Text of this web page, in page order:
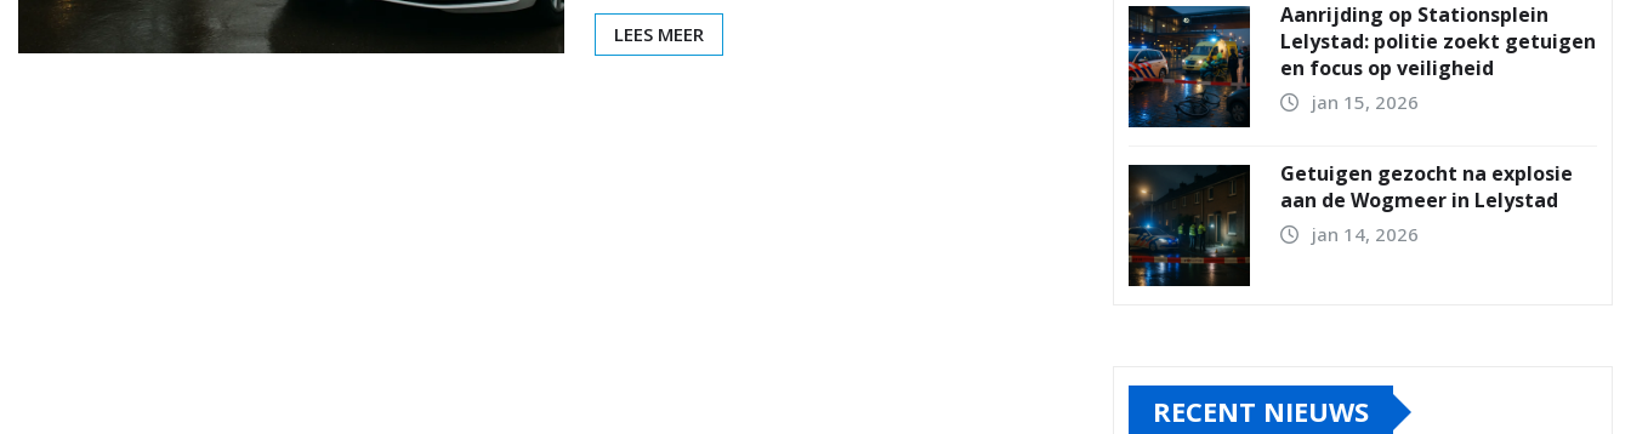
LEES MEER
Aanrijding op Stationsplein
Lelystad: politie zoekt getuigen
en focus op veiligheid
jan 15, 2026
Getuigen gezocht na explosie
aan de Wogmeer in Lelystad
jan 14, 2026
RECENT NIEUWS